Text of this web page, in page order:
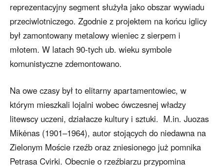
reprezentacyjny segment służyła jako obszar wywiadu
przeciwlotniczego. Zgodnie z projektem na końcu iglicy
był zamontowany metalowy wieniec z sierpem i
młotem. W latach 90-tych ub. wieku symbole
komunistyczne zdemontowano.
Na owe czasy był to elitarny apartamentowiec, w
którym mieszkali lojalni wobec ówczesnej władzy
litewscy uczeni, działacze kultury i sztuki. M.in. Juozas
Mikėnas (1901–1964), autor stojących do niedawna na
Zielonym Moście rzeźb oraz zniesionego już pomnika
Petrasa Cvirki. Obecnie o rzeźbiarzu przypomina